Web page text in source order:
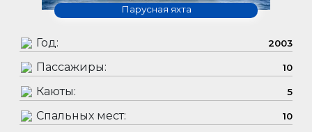
Парусная яхта
Год: 2003
Пассажиры: 10
Каюты: 5
Спальных мест: 10